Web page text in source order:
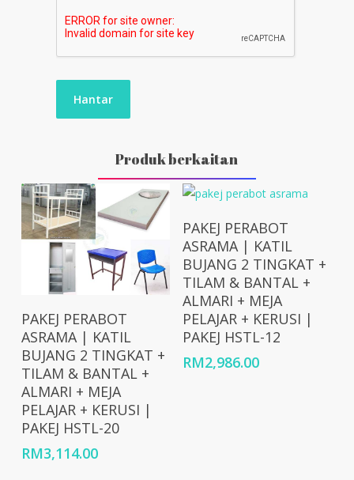
Produk berkaitan
Add To Cart
PAKEJ PERABOT
ASRAMA | KATIL
BUJANG 2 TINGKAT +
TILAM & BANTAL +
ALMARI + MEJA
PELAJAR + KERUSI |
PAKEJ HSTL-20
RM3,114.00
Add To Cart
PAKEJ PERABOT
ASRAMA | KATIL
BUJANG 2 TINGKAT +
TILAM & BANTAL +
ALMARI + MEJA
PELAJAR + KERUSI |
PAKEJ HSTL-12
RM2,986.00